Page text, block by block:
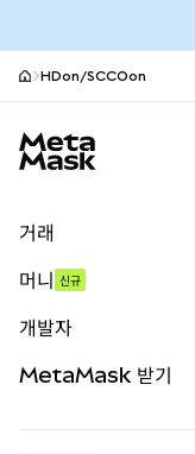
HDon/SCCOon
거래
무기한 선물
실물자산
머니 신규
개발자
MetaMask 받기